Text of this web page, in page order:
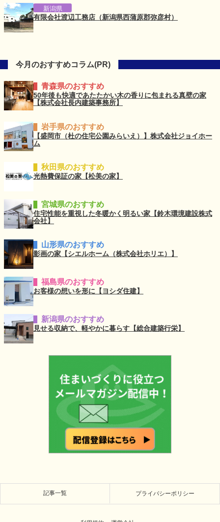
新潟県
有限会社渡辺工務店（新潟県西蒲原郡弥彦村）
今月のおすすめコラム(PR)
青森県のおすすめ
50年後も快適であたたかい木の香りに包まれる真壁の家
【株式会社長内建築事務所】
岩手県のおすすめ
【盛岡市（杜の住宅公園みらいえ）】株式会社ジョイホー
ム
秋田県のおすすめ
光熱費保証の家【松美の家】
宮城県のおすすめ
住宅性能を重視した冬暖かく明るい家【鈴木環境建設株式
会社】
山形県のおすすめ
影画の家【シエルホーム（株式会社ホリエ）】
福島県のおすすめ
お客様の想いを形に【ヨシダ住建】
新潟県のおすすめ
見せる収納で、軽やかに暮らす【総合建築行栄】
記事一覧 プライバシーポリシー